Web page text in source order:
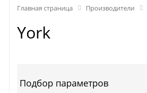
Главная страница Производители
York
Подбор параметров